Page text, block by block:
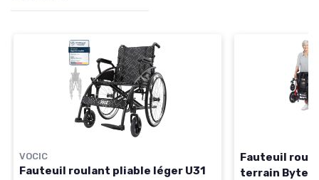
VOCIC
Fauteuil roulant pliable léger U31
Fauteuil
terrain